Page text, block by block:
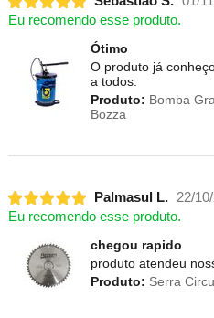
Eu recomendo esse produto.
Ótimo
O produto já
a todos.
Produto: Bomba
Bozza
Palmasul L. 22/
Eu recomendo esse produto.
chegou rapido
produto atendeu
Produto: Serra